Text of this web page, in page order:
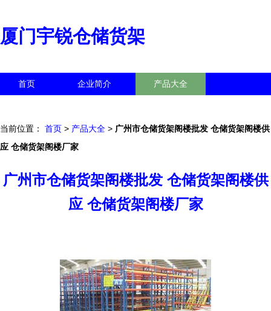
厦门宇锐仓储货架
首页 企业简介 产品大全
当前位置： 首页 > 产品大全 > 广州市仓储货架阁楼批发 仓储货架阁楼供
应 仓储货架阁楼厂家
广州市仓储货架阁楼批发 仓储货架阁楼供
应 仓储货架阁楼厂家